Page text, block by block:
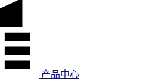
产品中心